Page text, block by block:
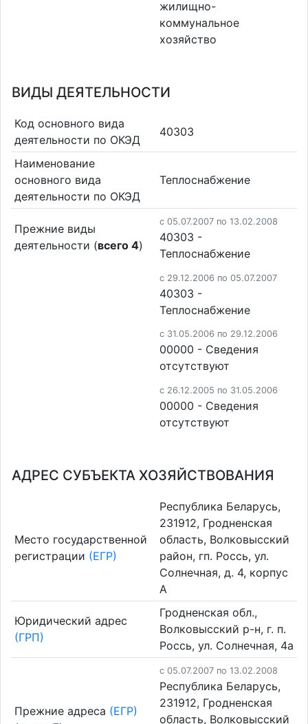
жилищно-
коммунальное
хозяйство
ВИДЫ ДЕЯТЕЛЬНОСТИ
Код основного вида
деятельности по ОКЭД
40303
Наименование
основного вида
деятельности по ОКЭД
Теплоснабжение
Прежние виды
деятельности (всего 4)
c 05.07.2007 по 13.02.2008
40303 -
Теплоснабжение
c 29.12.2006 по 05.07.2007
40303 -
Теплоснабжение
c 31.05.2006 по 29.12.2006
00000 - Cведения
отсутствуют
c 26.12.2005 по 31.05.2006
00000 - Cведения
отсутствуют
АДРЕС СУБЪЕКТА ХОЗЯЙСТВОВАНИЯ
Место государственной
регистрации (ЕГР)
Республика Беларусь,
231912, Гродненская
область, Волковысский
район, гп. Россь, ул.
Солнечная, д. 4, корпус
А
Юридический адрес
(ГРП)
Гродненская обл.,
Волковысский р-н, г. п.
Россь, ул. Солнечная, 4а
Прежние адреса (ЕГР)
c 05.07.2007 по 13.02.2008
Республика Беларусь,
231912, Гродненская
область, Волковысский